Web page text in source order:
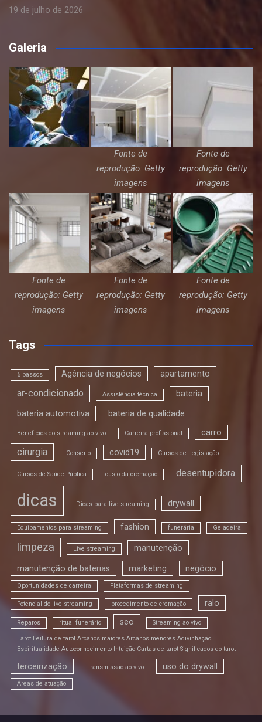
19 de julho de 2026
Galeria
Fonte de
reprodução: Getty
imagens
Fonte de
reprodução: Getty
imagens
Fonte de
reprodução: Getty
imagens
Fonte de
reprodução: Getty
imagens
Fonte de
reprodução: Getty
imagens
Tags
5 passos Agência de negócios apartamento
ar-condicionado Assistência técnica bateria
bateria automotiva bateria de qualidade
Benefícios do streaming ao vivo Carreira profissional carro
cirurgia Conserto covid19 Cursos de Legislação
Cursos de Saúde Pública custo da cremação desentupidora
dicas Dicas para live streaming drywall
Equipamentos para streaming fashion funerária Geladeira
limpeza Live streaming manutenção
manutenção de baterias marketing negócio
Oportunidades de carreira Plataformas de streaming
Potencial do live streaming procedimento de cremação ralo
Reparos ritual funerário seo Streaming ao vivo
Tarot Leitura de tarot Arcanos maiores Arcanos menores Adivinhação
Espiritualidade Autoconhecimento Intuição Cartas de tarot Significados do tarot
terceirização Transmissão ao vivo uso do drywall
Áreas de atuação